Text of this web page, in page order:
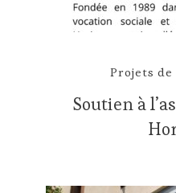
Projets de
Soutien à